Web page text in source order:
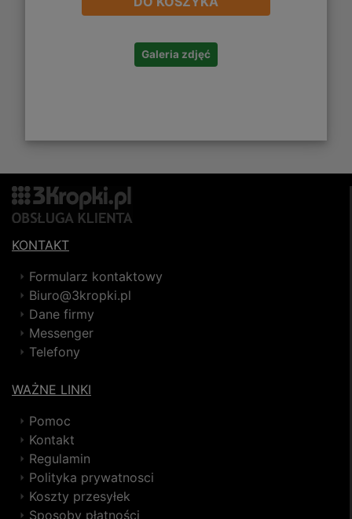
Galeria zdjęć
KONTAKT
Formularz kontaktowy
Biuro@3kropki.pl
Dane firmy
Messenger
Telefony
WAŻNE LINKI
Pomoc
Kontakt
Regulamin
Polityka prywatnosci
Koszty przesyłek
Sposoby płatności